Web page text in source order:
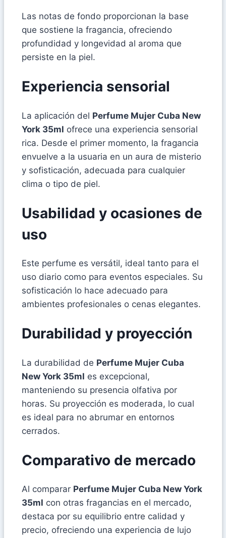
Las notas de fondo proporcionan la base
que sostiene la fragancia, ofreciendo
profundidad y longevidad al aroma que
persiste en la piel.
Experiencia sensorial
La aplicación del Perfume Mujer Cuba New
York 35ml ofrece una experiencia sensorial
rica. Desde el primer momento, la fragancia
envuelve a la usuaria en un aura de misterio
y sofisticación, adecuada para cualquier
clima o tipo de piel.
Usabilidad y ocasiones de
uso
Este perfume es versátil, ideal tanto para el
uso diario como para eventos especiales. Su
sofisticación lo hace adecuado para
ambientes profesionales o cenas elegantes.
Durabilidad y proyección
La durabilidad de Perfume Mujer Cuba
New York 35ml es excepcional,
manteniendo su presencia olfativa por
horas. Su proyección es moderada, lo cual
es ideal para no abrumar en entornos
cerrados.
Comparativo de mercado
Al comparar Perfume Mujer Cuba New York
35ml con otras fragancias en el mercado,
destaca por su equilibrio entre calidad y
precio, ofreciendo una experiencia de lujo